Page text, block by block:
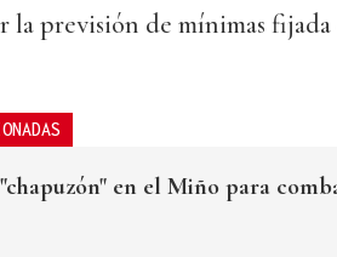
la previsión de mínimas fijada
en el Miño para